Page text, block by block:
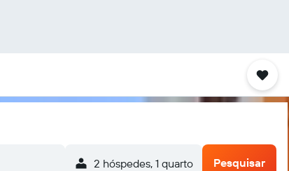
2 hóspedes, 1 quarto Pesquisar